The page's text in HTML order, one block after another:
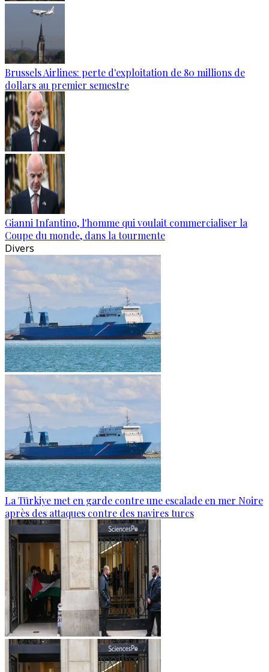
Brussels Airlines: perte d'exploitation de 80 millions de
dollars au premier semestre
Gianni Infantino, l'homme qui voulait commercialiser la
Coupe du monde, dans la tourmente
Divers
La Türkiye met en garde contre une escalade en mer Noire
après des attaques contre des navires turcs